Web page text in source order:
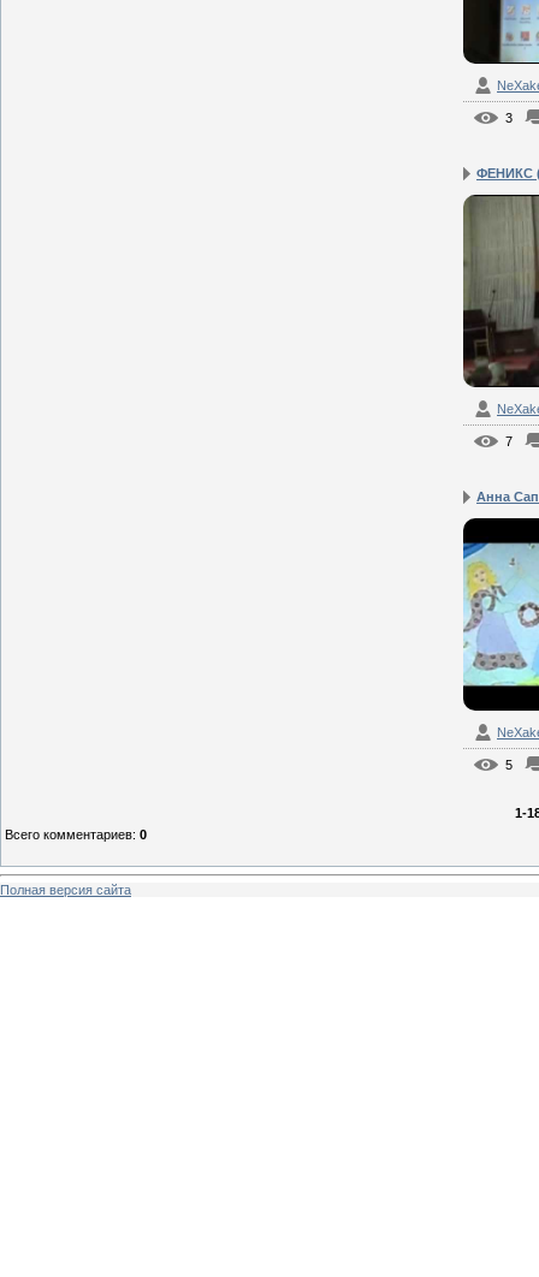
3
ФЕНИКС
7
Анна
5
1-
Всего комментариев: 0
Полная версия сайта